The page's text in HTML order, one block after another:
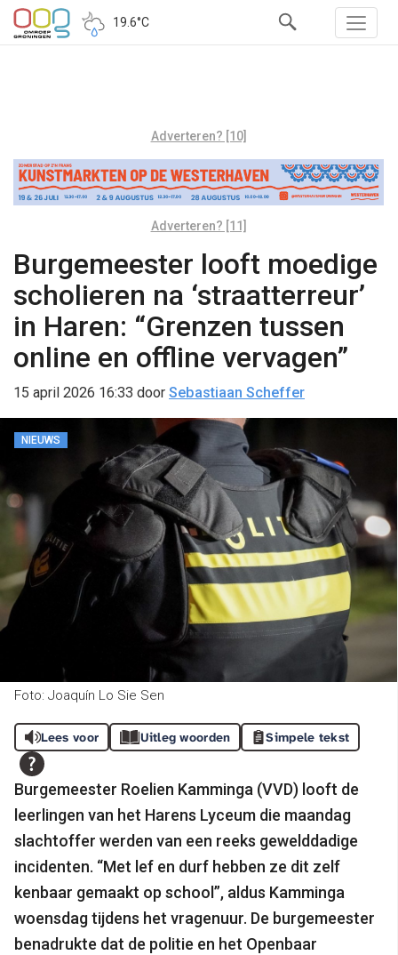
19.6°C
Adverteren? [10]
Adverteren? [11]
Burgemeester looft moedige
scholieren na ‘straatterreur’
in Haren: “Grenzen tussen
online en offline vervagen”
15 april 2026 16:33 door Sebastiaan Scheffer
NIEUWS
Foto: Joaquín Lo Sie Sen
Lees voor Uitleg woorden Simpele tekst
Burgemeester Roelien Kamminga (VVD) looft de
leerlingen van het Harens Lyceum die maandag
slachtoffer werden van een reeks gewelddadige
incidenten. “Met lef en durf hebben ze dit zelf
kenbaar gemaakt op school”, aldus Kamminga
woensdag tijdens het vragenuur. De burgemeester
benadrukte dat de politie en het Openbaar